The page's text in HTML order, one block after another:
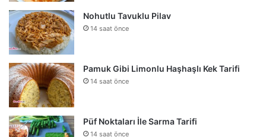
Nohutlu Tavuklu Pilav
14 saat önce
Pamuk Gibi Limonlu Haşhaşlı Kek Tarifi
14 saat önce
Püf Noktaları İle Sarma Tarifi
14 saat önce